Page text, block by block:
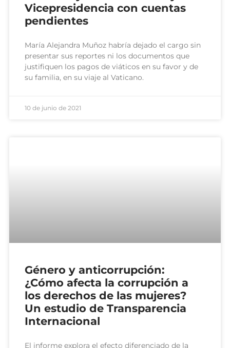
Vicepresidencia con cuentas
pendientes
María Alejandra Muñoz habría dejado el cargo sin
presentar sus reportes ni los documentos que
justifiquen los pagos de viáticos en su favor y de
su familia, en su viaje al Vaticano.
10 de junio de 2021
Género y anticorrupción:
¿Cómo afecta la corrupción a
los derechos de las mujeres?
Un estudio de Transparencia
Internacional
El informe explora el efecto diferenciado de la